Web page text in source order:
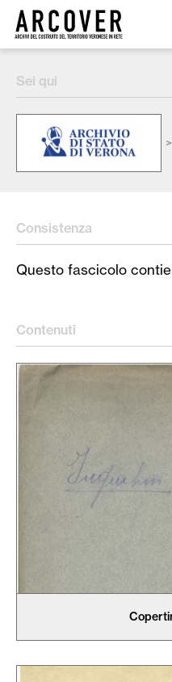
sulla mappa
Cerca:
Sei qui
Consistenza
Questo fascicolo
Contenuti